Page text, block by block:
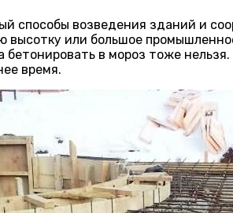
способы возведения зданий и
высотку или большое
в мороз тоже
время.